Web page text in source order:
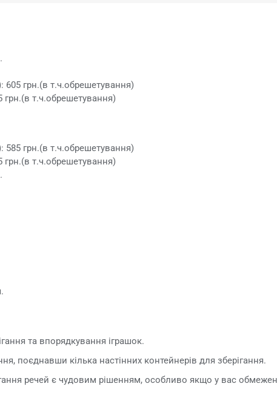
605 грн.(в т.ч.обрешетування)
грн.(в т.ч.обрешетування)
585 грн.(в т.ч.обрешетування)
грн.(в т.ч.обрешетування)
та впорядкування іграшок.
поєднавши кілька настінних контейнерів для зберігання.
речей є чудовим рішенням, особливо якщо у вас